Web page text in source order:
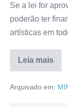
Se a lei for
poderão ter
artísticas em
Leia mais
Arquivado em: